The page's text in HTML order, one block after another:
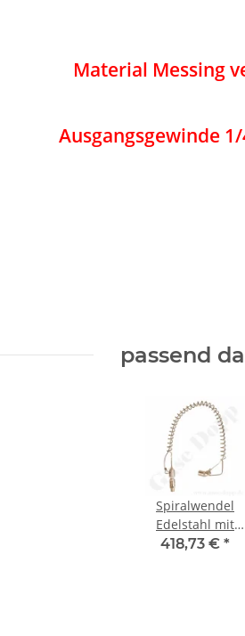
Material Messing
Ausgangsgewinde 1/
passend
Spiralwendel
Edelstahl mit
Rückschlagventil
418,73 € *